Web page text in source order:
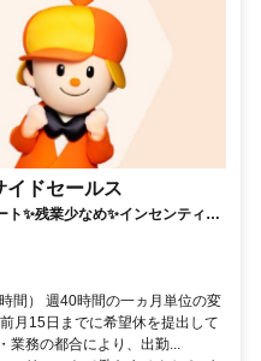
イドセールス
ト✨残業少なめ✨インセンティブ
間） 週40時間の一ヵ月単位の変
月15日までに希望休を提出して
務の都合により、出勤...